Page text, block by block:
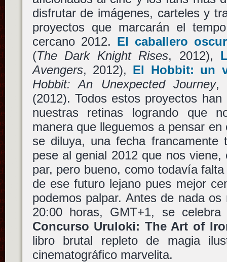
disfrutar de imágenes, carteles y
proyectos que marcarán el
cercano 2012. El caballero
(The Dark Knight Rises, 2012),
Avengers, 2012), El Hobbit: un
Hobbit: An Unexpected Journey,
(2012). Todos estos proyectos
nuestras retinas logrando que
manera que lleguemos a pensar
se diluya, una fecha francamente
pese al genial 2012 que nos
par, pero bueno, como todavía
de ese futuro lejano pues mejor
podemos palpar. Antes de nada
20:00 horas, GMT+1, se
Concurso Uruloki: The Art of
libro brutal repleto de magia
cinematográfico marvelita.